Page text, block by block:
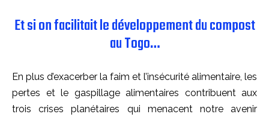
Et si on facilitait le développement du compost
au Togo…
En plus d’exacerber la faim et l’insécurité alimentaire, les
pertes et le gaspillage alimentaires contribuent aux
trois crises planétaires qui menacent notre avenir